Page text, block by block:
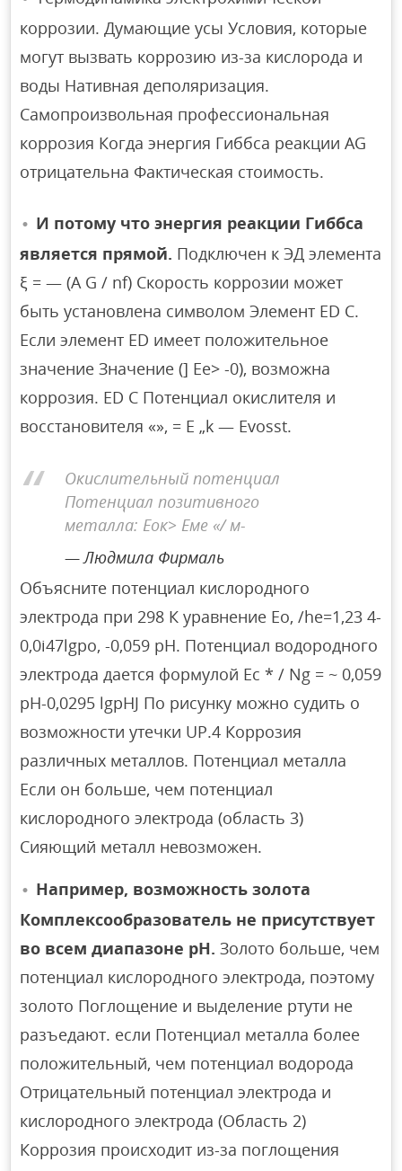
коррозии. Думающие усы Условия, которые
могут вызвать коррозию из-за кислорода и
воды Нативная деполяризация.
Самопроизвольная профессиональная
коррозия Когда энергия Гиббса реакции AG
отрицательна Фактическая стоимость.
И потому что энергия реакции Гиббса
является прямой. Подключен к ЭД элемента
ξ = — (A G / nf) Скорость коррозии может
быть установлена ​​символом Элемент ED C.
Если элемент ED имеет положительное
значение Значение (] Ee> -0), возможна
коррозия. ED C Потенциал окислителя и
восстановителя «», = E „k — Evosst.
Окислительный потенциал
Потенциал позитивного
металла: Еок> Еме «/ м-
Людмила Фирмаль
Объясните потенциал кислородного
электрода при 298 К уравнение Eo, /he=1,23 4-
0,0i47lgpo, -0,059 pH. Потенциал водородного
электрода дается формулой Ec * / Ng = ~ 0,059
pH-0,0295 lgpHJ По рисунку можно судить о
возможности утечки UP.4 Коррозия
различных металлов. Потенциал металла
Если он больше, чем потенциал
кислородного электрода (область 3)
Сияющий металл невозможен.
Например, возможность золота
Комплексообразователь не присутствует
во всем диапазоне pH. Золото больше, чем
потенциал кислородного электрода, поэтому
золото Поглощение и выделение ртути не
разъедают. если Потенциал металла более
положительный, чем потенциал водорода
Отрицательный потенциал электрода и
кислородного электрода (Область 2)
Коррозия происходит из-за поглощения